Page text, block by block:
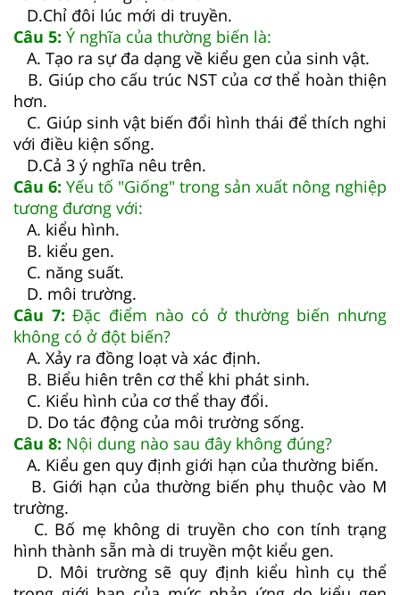
D.Chỉ đôi lúc mới di truyền.
Câu 5: Ý nghĩa của thường biến là:
A. Tạo ra sự đa dạng về kiểu gen của sinh vật.
B. Giúp cho cấu trúc NST của cơ thể hoàn thiện
hơn.
C. Giúp sinh vật biến đổi hình thái để thích nghi
với điều kiện sống.
D.Cả 3 ý nghĩa nêu trên.
Câu 6: Yếu tố "Giống" trong sản xuất nông nghiệp
tương đương với:
A. kiểu hình.
B. kiểu gen.
C. năng suất.
D. môi trường.
Câu 7: Đặc điểm nào có ở thường biến nhưng
không có ở đột biến?
A. Xảy ra đồng loạt và xác định.
B. Biểu hiên trên cơ thể khi phát sinh.
C. Kiểu hình của cơ thể thay đổi.
D. Do tác động của môi trường sống.
Câu 8: Nội dung nào sau đây không đúng?
A. Kiểu gen quy định giới hạn của thường biến.
B. Giới hạn của thường biến phụ thuộc vào M
trường.
C. Bố mẹ không di truyền cho con tính trạng
hình thành sẵn mà di truyền một kiểu gen.
D. Môi trường sẽ quy định kiểu hình cụ thể